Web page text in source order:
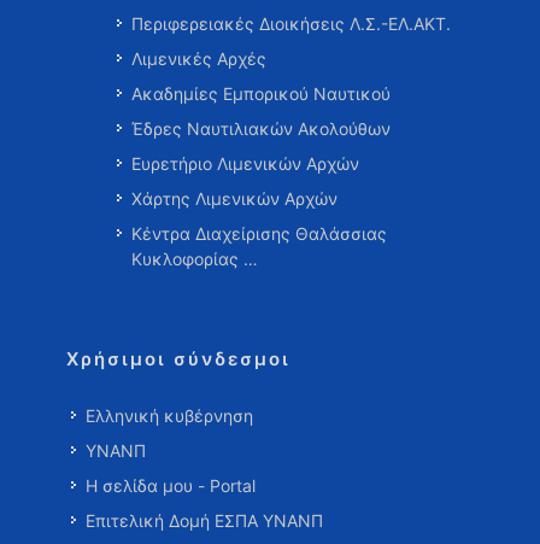
Περιφερειακές Διοικήσεις Λ.Σ.-ΕΛ.ΑΚΤ.
Λιμενικές Αρχές
Ακαδημίες Εμπορικού Ναυτικού
Έδρες Ναυτιλιακών Ακολούθων
Ευρετήριο Λιμενικών Αρχών
Χάρτης Λιμενικών Αρχών
Κέντρα Διαχείρισης Θαλάσσιας
Κυκλοφορίας …
Χρήσιμοι σύνδεσμοι
Ελληνική κυβέρνηση
ΥΝΑΝΠ
Η σελίδα μου - Portal
Επιτελική Δομή ΕΣΠΑ ΥΝΑΝΠ